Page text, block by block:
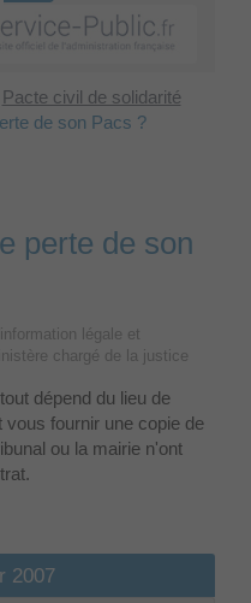
Pacte civil de solidarité
de son Pacs ?
perte de son
légale et
chargé de la justice
dépend du lieu de
vous fournir une copie de
ou la mairie n'ont
2007